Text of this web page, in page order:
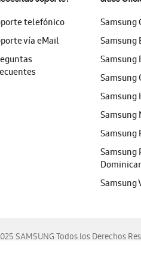
telefónico
vía eMail
Samsung
Samsung
Samsung
Samsung
Samsung
Samsung
Samsung
Samsung
Samsung
SAMSUNG Todos los Derechos